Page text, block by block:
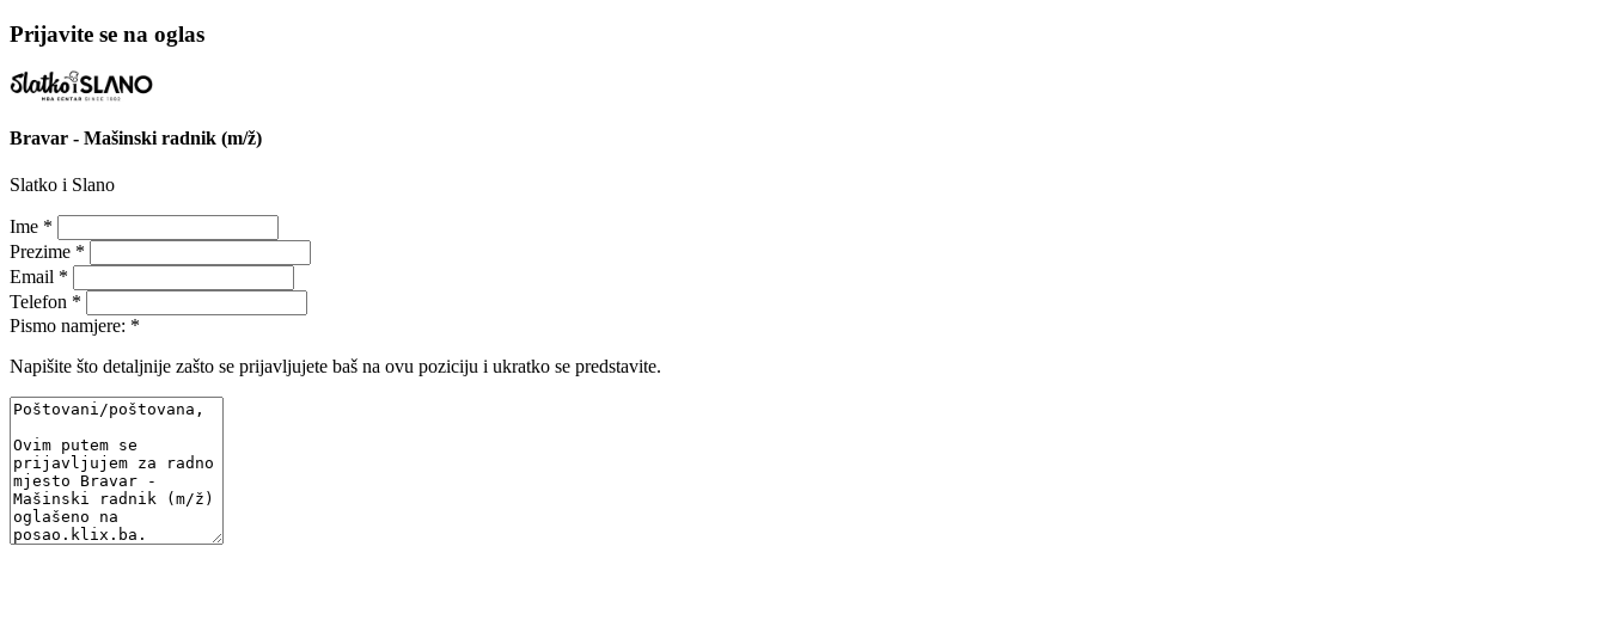
Prijavite se na oglas
Bravar - Mašinski radnik (m/ž)
Slatko i Slano
Ime *
Prezime *
Email *
Telefon *
Pismo namjere: *
Napišite što detaljnije zašto se prijavljujete baš na ovu poziciju i ukratko se predstavite.